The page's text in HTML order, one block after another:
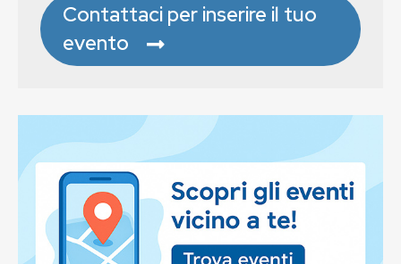
Contattaci per inserire il tuo
evento